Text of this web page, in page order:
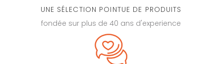
UNE SÉLECTION POINTUE DE PRODUITS
fondée sur plus de 40 ans d'experience